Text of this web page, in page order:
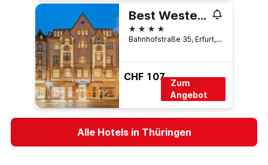
Best Western Plus Hotel Excelsior
4 Sterne
Bahnhofstraße 35, Erfurt, Thüringen, Deutschland
CHF 107
Zum
Angebot
Alle Hotels in Thüringen